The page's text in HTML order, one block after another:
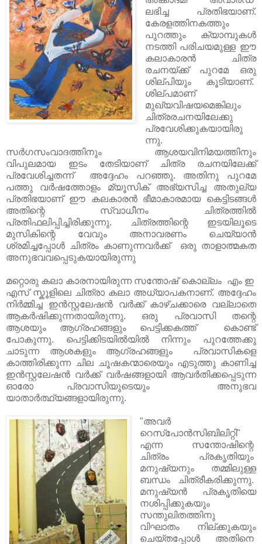
ലഭിച്ച പ്രതിഭയാണ്.
കേരളത്തിനകത്തും
പുറത്തും ക്യാമ്പുകൾ
നടത്തി പരിചയമുള്ള ഈ
കലാകാരൻ ചിത്ര
രചനയ്ക്ക് പുറമേ ഒരു
ശില്പിയും കൂടിയാണ്.
ശില്പമാണ്
മുഖ്യവിഷയമെങ്കിലും
ചിത്രരചനയിലേക്കു
പ്രവേശിക്കുകയായിരു
ന്നു.
സര്‍ഗസംവാദത്തിനും ആശയവിനിമയത്തിനും
വിപുലമായ ഇടം തേടിയാണ് ചിത്ര രചനയിലേക്ക്
പ്രവേശിച്ചതന്ന് അദ്ദേഹം പറഞ്ഞു. അതിനു പുറമേ
പത്തു വർഷത്തോളം മ്യൂസിക്‌ അഭ്യസിച്ച അതുല്യ
പ്രതിഭയാണ് ഈ കലകാരൻ ഭീമാകാരമായ കെട്ടിടങ്ങൾ
അതിന്റെ സ്വാധീനം ചിത്രത്തിൽ
പ്രതിഫലിപ്പിച്ചിരിക്കുന്നു. ചിത്രത്തിന്റെ ഇടയിലൂടെ
മുസികിന്റെ വേവും അനാവരണം ചെയ്യാൻ
ശ്രമിച്ചപ്പോൾ ചിത്രം കാണുന്നവർക്ക് ഒരു താളാത്മകത
അനുഭവവപ്പെടുകയായിരുന്നു
മറ്റൊരു കലാ കാരനായിരുന്ന സന്തോഷ്‌ കൊല്ലം എം ഇ
എസ് സ്കൂളിലെ ചിത്രാ കലാ അധ്യാപകനാണ്. അദ്ദേഹം
നിർമ്മിച്ച ഇന്‍സ്റ്റലേഷൻ വർക്ക്‌ കാഴ്ചക്കാരെ വല്ലാതെ
ആകർഷിക്കുന്നതായിരുന്നു. ഒരു പ്രവാസി തന്റെ
ആശയും ആഗ്രഹങ്ങളും പെട്ടിക്കകത്ത് കൊണ്ട്
പോകുന്നു. പെട്ടിക്കിടയിൽയിൽ നിന്നും പുറത്തേക്കു
ചാടുന്ന ആശകളും ആഗ്രഹങ്ങളും പ്രവാസികളെ
കാത്തിരിക്കുന്ന ചില ചൂഷകന്മാരെയും എടുത്തു കാണിച്ച
ഇന്‍സ്റ്റലേഷൻ വർക്ക്‌ വർഷങ്ങളായി ആവർതിക്കപ്പെടുന്ന
ഓരോ പ്രവാസിയുടെയും അനുഭവ
യാതാർത്ഥ്യങ്ങളായിരുന്നു.
"അവർ
റെസ്പോൻസിബിലിറ്റി"
എന്ന സന്തോഷിന്റെ
ചിത്രം പ്രകൃതിയും
മനുഷ്യനും തമ്മിലുള്ള
ബന്ധം ചിത്രീകരിക്കുന്നു.
മനുഷ്യൻ പ്രകൃതിയെ
നശിപ്പിക്കുകയും
സന്തുലിതത്തിനു
വിഘാതം നില്ക്കുകയും
ചെയ്തപ്പോൾ അതിനെ